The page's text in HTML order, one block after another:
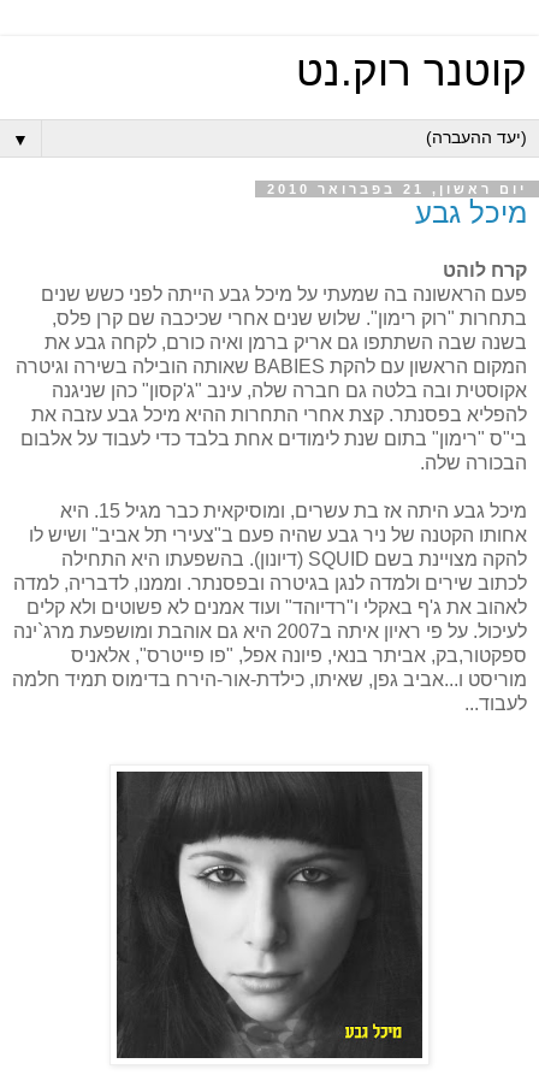
קוטנר רוק.נט
▼
יום ראשון, 21 בפברואר 2010
מיכל גבע
קרח לוהט
פעם הראשונה בה שמעתי על מיכל גבע הייתה לפני כשש שנים
בתחרות "רוק רימון". שלוש שנים אחרי שכיכבה שם קרן פלס,
בשנה שבה השתתפו גם אריק ברמן ואיה כורם, לקחה גבע את
המקום הראשון עם להקת BABIES שאותה הובילה בשירה וגיטרה
אקוסטית ובה בלטה גם חברה שלה, עינב "ג'קסון" כהן שניגנה
להפליא בפסנתר. קצת אחרי התחרות ההיא מיכל גבע עזבה את
בי"ס "רימון" בתום שנת לימודים אחת בלבד כדי לעבוד על אלבום
הבכורה שלה.
מיכל גבע היתה אז בת עשרים, ומוסיקאית כבר מגיל 15. היא
אחותו הקטנה של ניר גבע שהיה פעם ב"צעירי תל אביב" ושיש לו
להקה מצויינת בשם SQUID (דיונון). בהשפעתו היא התחילה
לכתוב שירים ולמדה לנגן בגיטרה ובפסנתר. וממנו, לדבריה, למדה
לאהוב את ג'ף באקלי ו"רדיוהד" ועוד אמנים לא פשוטים ולא קלים
לעיכול. על פי ראיון איתה ב2007 היא גם אוהבת ומושפעת מרג`ינה
ספקטור,בק, אביתר בנאי, פיונה אפל, "פו פייטרס", אלאניס
מוריסט ו...אביב גפן, שאיתו, כילדת-אור-הירח בדימוס תמיד חלמה
לעבוד...